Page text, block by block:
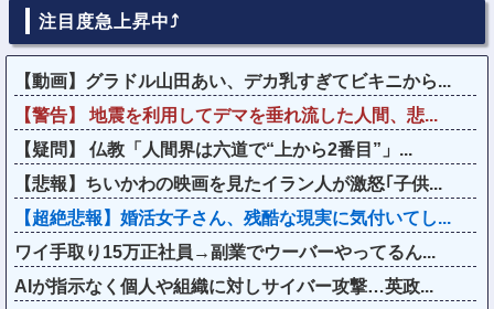
注目度急上昇中⤴
【動画】グラドル山田あい、デカ乳すぎてビキニから...
【警告】 地震を利用してデマを垂れ流した人間、悲...
【疑問】 仏教「人間界は六道で“上から2番目”」...
【悲報】ちいかわの映画を見たイラン人が激怒｢子供...
【超絶悲報】婚活女子さん、残酷な現実に気付いてし...
ワイ手取り15万正社員→副業でウーバーやってるん...
AIが指示なく個人や組織に対しサイバー攻撃…英政...